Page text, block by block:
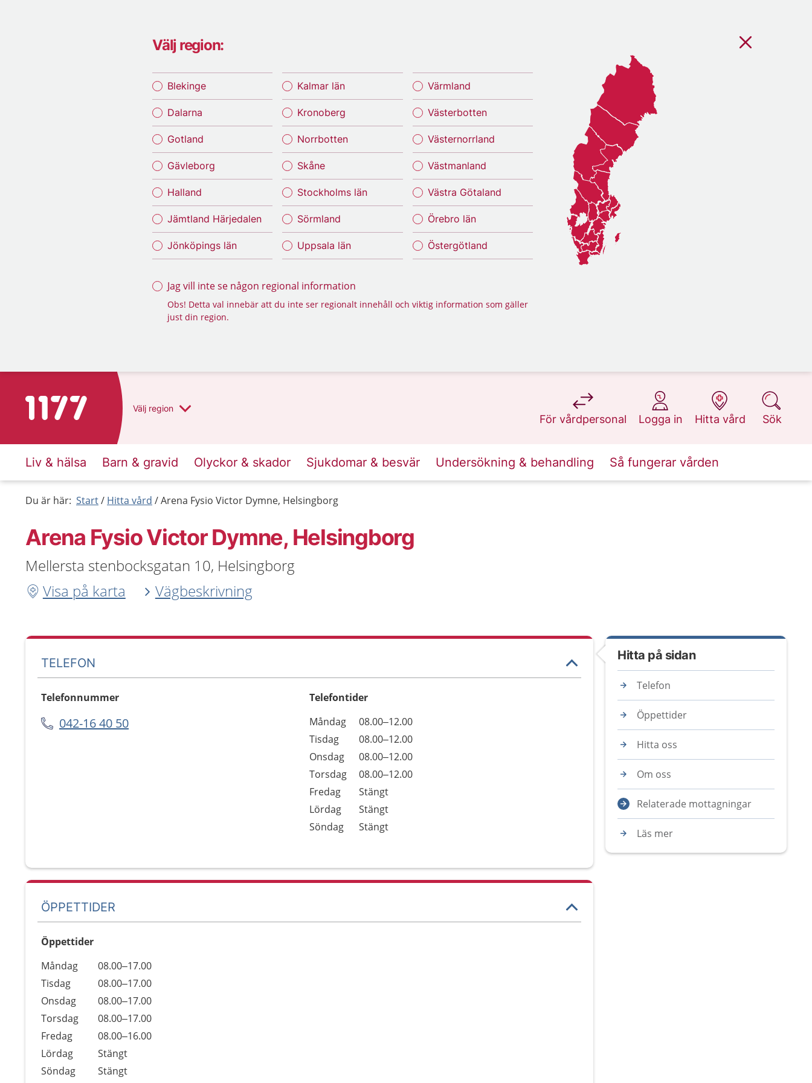
Välj region:
Blekinge
Dalarna
Gotland
Gävleborg
Halland
Jämtland Härjedalen
Jönköpings län
Kalmar län
Kronoberg
Norrbotten
Skåne
Stockholms län
Sörmland
Uppsala län
Värmland
Västerbotten
Västernorrland
Västmanland
Västra Götaland
Örebro län
Östergötland
Jag vill inte se någon regional information
Obs! Detta val innebär att du inte ser regionalt innehåll och viktig information som gäller
just din region.
Till startsidan för 1177 Välj region
För vårdpersonal
på 1177.se
Logga in
på 1177.se
Hitta vård
på 1177.se
Sök
på 1177.se
Liv & hälsa Barn & gravid Olyckor & skador Sjukdomar & besvär Undersökning & behandling Så fungerar vården
Du är här: Start Hitta vård Arena Fysio Victor Dymne, Helsingborg
Arena Fysio Victor Dymne, Helsingborg
Mellersta stenbocksgatan 10, Helsingborg
Visa på karta
Vägbeskrivning
TELEFON
Telefonnummer
042-16 40 50
Telefontider
Dag
Öppettider
Kommentarer
Måndag
08.00–12.00
Tisdag
08.00–12.00
Onsdag
08.00–12.00
Torsdag
08.00–12.00
Fredag
Stängt
Lördag
Stängt
Söndag
Stängt
ÖPPETTIDER
Öppettider
Dag
Öppettider
Kommentarer
Måndag
08.00–17.00
Tisdag
08.00–17.00
Onsdag
08.00–17.00
Torsdag
08.00–17.00
Fredag
08.00–16.00
Lördag
Stängt
Söndag
Stängt
Hitta på sidan
Telefon
Öppettider
Hitta oss
Om oss
Relaterade mottagningar
Läs mer